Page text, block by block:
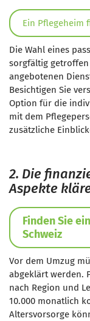
Ein Pflegeheim
Die Wahl eines
sorgfältig getroffen
angebotenen
Besichtigen Sie
Option für die
mit dem
zusätzliche
2. Die
Aspekte
Finden Sie
Schweiz
Vor dem Umzug
abgeklärt werden.
nach Region und
10.000 monatlich
Altersvorsorge